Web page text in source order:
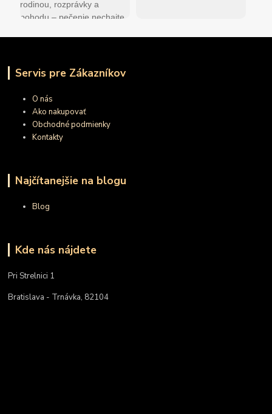
Servis pre Zákazníkov
O nás
Ako nakupovať
Obchodné podmienky
Kontakty
Najčítanejšie na blogu
Blog
Kde nás nájdete
Pri Strelnici 1
Bratislava - Trnávka, 82104